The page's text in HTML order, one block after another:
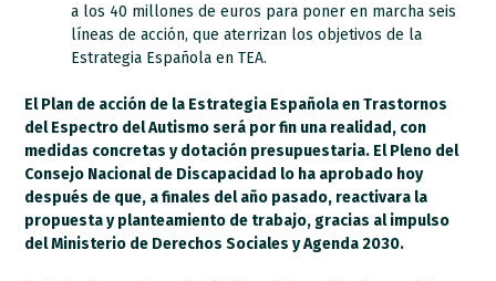
a los 40 millones de euros para poner en marcha seis
líneas de acción, que aterrizan los objetivos de la
Estrategia Española en TEA.
El Plan de acción de la Estrategia Española en Trastornos
del Espectro del Autismo será por fin una realidad, con
medidas concretas y dotación presupuestaria. El Pleno del
Consejo Nacional de Discapacidad lo ha aprobado hoy
después de que, a finales del año pasado, reactivara la
propuesta y planteamiento de trabajo, gracias al impulso
del Ministerio de Derechos Sociales y Agenda 2030.